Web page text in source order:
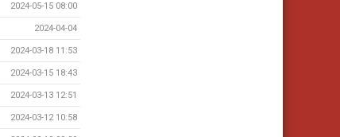
2024-05-15 08:00
2024-04-04
2024-03-18 11:53
2024-03-15 18:43
2024-03-13 12:51
2024-03-12 10:58